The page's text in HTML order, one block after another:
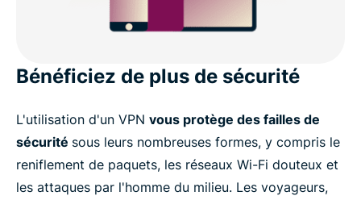
Bénéficiez de plus de sécurité
L'utilisation d'un VPN vous protège des failles de
sécurité sous leurs nombreuses formes, y compris le
reniflement de paquets, les réseaux Wi-Fi douteux et
les attaques par l'homme du milieu. Les voyageurs,